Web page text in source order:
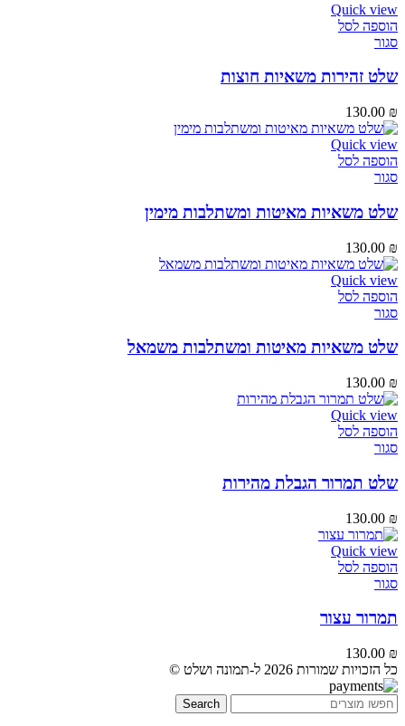
Quick view
הוספה לסל
סגור
שלט זהירות משאיות חוצות
130.00 ₪
Quick view
הוספה לסל
סגור
שלט משאיות מאיטות ומשתלבות מימין
130.00 ₪
Quick view
הוספה לסל
סגור
שלט משאיות מאיטות ומשתלבות משמאל
130.00 ₪
Quick view
הוספה לסל
סגור
שלט תמרור הגבלת מהירות
130.00 ₪
Quick view
הוספה לסל
סגור
תמרור עצור
130.00 ₪
כל הזכויות שמורות 2026 ל-תמונה ושלט ©
Search